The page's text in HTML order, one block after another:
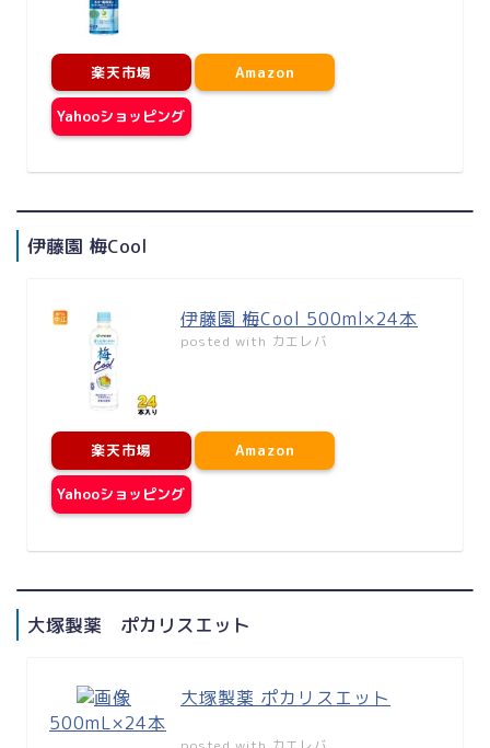
楽天市場 Amazon
Yahooショッピング
伊藤園 梅Cool
伊藤園 梅Cool 500ml×24本
posted with カエレバ
楽天市場 Amazon
Yahooショッピング
大塚製薬 ポカリスエット
大塚製薬 ポカリスエット
500mL×24本